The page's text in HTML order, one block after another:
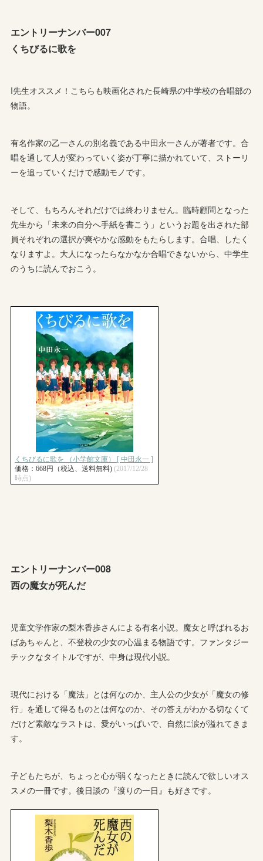
エントリーナンバー007
くちびるに歌を
I先生オススメ！こちらも映画化された長崎県の中学校の合唱部の
物語。
有名作家の乙一さんの別名義である中田永一さんが著者です。合
唱を通して人が変わっていく姿が丁寧に描かれていて、ストーリ
ーを追っていくだけで感動モノです。
そして、もちろんそれだけでは終わりません。臨時顧問となった
先生から「未来の自分へ手紙を書こう」というお題を出された部
員それぞれの選択が爽やかな感動をもたらします。合唱、したく
なりますよ。大人になったらなかなか合唱できないから、中学生
のうちに読んでおこう。
エントリーナンバー008
西の魔女が死んだ
児童文学作家の梨木香歩さんによる有名小説。魔女と呼ばれるお
ばあちゃんと、不登校の少女の心温まる物語です。ファンタジー
チックなタイトルですが、中身は現代小説。
現代における「魔法」とは何なのか、主人公の少女が「魔女の修
行」を通して得るものとは何なのか、その答えがわかる切なくて
だけど素敵なラストは、愛がいっぱいで、自然に涙が溢れてきま
す。
子どもたちが、ちょっと心が弱くなったときに読んで欲しいオス
スメの一冊です。後日談の『渡りの一日』も好きです。